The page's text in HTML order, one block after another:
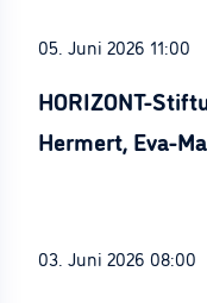
05. Juni 2026 11:00
HORIZONT-
Hermert, Eva-
03. Juni 2026 08:00